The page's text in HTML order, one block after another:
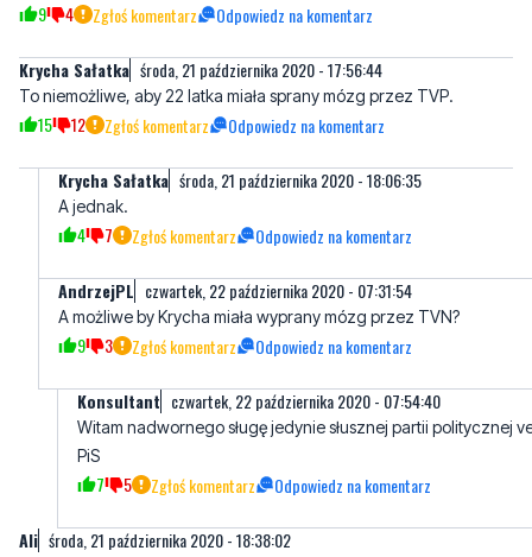
9 4 Zgłoś komentarz Odpowiedz na komentarz
Krycha Sałatka środa, 21 października 2020 - 17:56:44
To niemożliwe, aby 22 latka miała sprany mózg przez TVP.
15 12 Zgłoś komentarz Odpowiedz na komentarz
Krycha Sałatka środa, 21 października 2020 - 18:06:35
A jednak.
4 7 Zgłoś komentarz Odpowiedz na komentarz
AndrzejPL czwartek, 22 października 2020 - 07:31:54
A możliwe by Krycha miała wyprany mózg przez TVN?
9 3 Zgłoś komentarz Odpowiedz na komentarz
Konsultant czwartek, 22 października 2020 - 07:54:40
Witam nadwornego sługę jedynie słusznej partii politycznej
PiS
7 5 Zgłoś komentarz Odpowiedz na komentarz
Ali środa, 21 października 2020 - 18:38:02